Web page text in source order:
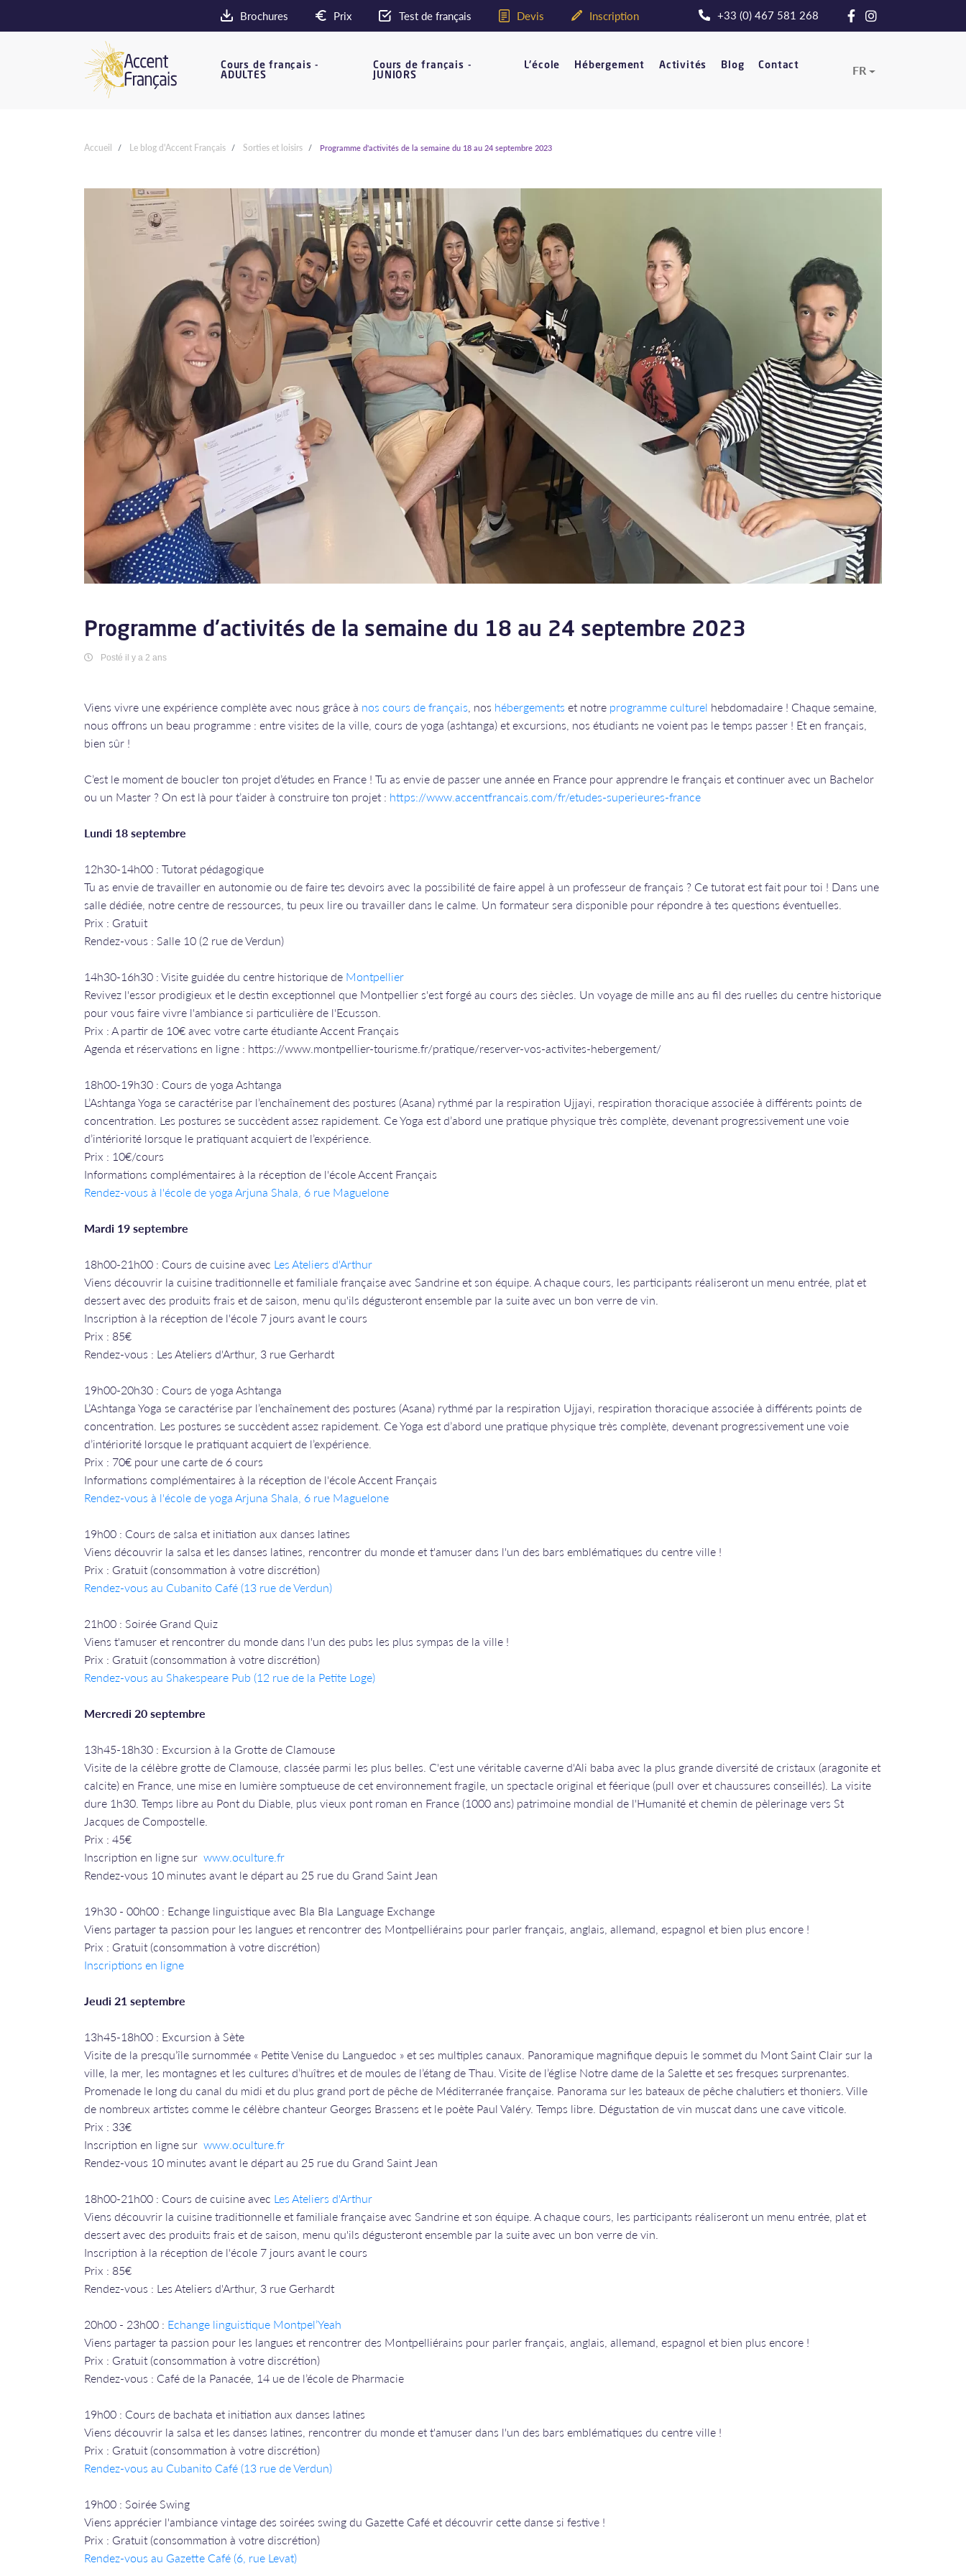
Brochures Prix Test de français Devis Inscription +33 (0) 467 581 268
Cours de français -
ADULTES
Cours de français -
JUNIORS
L'école Hébergement Activités Blog Contact FR
Accueil Le blog d'Accent Français Sorties et loisirs Programme d'activités de la semaine du 18 au 24 septembre 2023
Programme d'activités de la semaine du 18 au 24 septembre 2023
Posté il y a 2 ans
Viens vivre une expérience complète avec nous grâce à nos cours de français, nos hébergements et notre programme culturel hebdomadaire ! Chaque semaine,
nous offrons un beau programme : entre visites de la ville, cours de yoga (ashtanga) et excursions, nos étudiants ne voient pas le temps passer ! Et en français,
bien sûr !
C’est le moment de boucler ton projet d’études en France ! Tu as envie de passer une année en France pour apprendre le français et continuer avec un Bachelor
ou un Master ? On est là pour t’aider à construire ton projet : https://www.accentfrancais.com/fr/etudes-superieures-france
Lundi 18 septembre
12h30-14h00 : Tutorat pédagogique
Tu as envie de travailler en autonomie ou de faire tes devoirs avec la possibilité de faire appel à un professeur de français ? Ce tutorat est fait pour toi ! Dans une
salle dédiée, notre centre de ressources, tu peux lire ou travailler dans le calme. Un formateur sera disponible pour répondre à tes questions éventuelles.
Prix : Gratuit
Rendez-vous : Salle 10 (2 rue de Verdun)
14h30-16h30 : Visite guidée du centre historique de Montpellier
Revivez l'essor prodigieux et le destin exceptionnel que Montpellier s'est forgé au cours des siècles. Un voyage de mille ans au fil des ruelles du centre historique
pour vous faire vivre l'ambiance si particulière de l'Ecusson.
Prix : A partir de 10€ avec votre carte étudiante Accent Français
Agenda et réservations en ligne : https://www.montpellier-tourisme.fr/pratique/reserver-vos-activites-hebergement/
18h00-19h30 : Cours de yoga Ashtanga
L’Ashtanga Yoga se caractérise par l’enchaînement des postures (Asana) rythmé par la respiration Ujjayi, respiration thoracique associée à différents points de
concentration. Les postures se succèdent assez rapidement. Ce Yoga est d’abord une pratique physique très complète, devenant progressivement une voie
d’intériorité lorsque le pratiquant acquiert de l’expérience.
Prix : 10€/cours
Informations complémentaires à la réception de l'école Accent Français
Rendez-vous à l'école de yoga Arjuna Shala, 6 rue Maguelone
Mardi 19 septembre
18h00-21h00 : Cours de cuisine avec Les Ateliers d'Arthur
Viens découvrir la cuisine traditionnelle et familiale française avec Sandrine et son équipe. A chaque cours, les participants réaliseront un menu entrée, plat et
dessert avec des produits frais et de saison, menu qu'ils dégusteront ensemble par la suite avec un bon verre de vin.
Inscription à la réception de l'école 7 jours avant le cours
Prix : 85€
Rendez-vous : Les Ateliers d'Arthur, 3 rue Gerhardt
19h00-20h30 : Cours de yoga Ashtanga
L’Ashtanga Yoga se caractérise par l’enchaînement des postures (Asana) rythmé par la respiration Ujjayi, respiration thoracique associée à différents points de
concentration. Les postures se succèdent assez rapidement. Ce Yoga est d’abord une pratique physique très complète, devenant progressivement une voie
d’intériorité lorsque le pratiquant acquiert de l’expérience.
Prix : 70€ pour une carte de 6 cours
Informations complémentaires à la réception de l'école Accent Français
Rendez-vous à l'école de yoga Arjuna Shala, 6 rue Maguelone
19h00 : Cours de salsa et initiation aux danses latines
Viens découvrir la salsa et les danses latines, rencontrer du monde et t'amuser dans l'un des bars emblématiques du centre ville !
Prix : Gratuit (consommation à votre discrétion)
Rendez-vous au Cubanito Café (13 rue de Verdun)
21h00 : Soirée Grand Quiz
Viens t'amuser et rencontrer du monde dans l'un des pubs les plus sympas de la ville !
Prix : Gratuit (consommation à votre discrétion)
Rendez-vous au Shakespeare Pub (12 rue de la Petite Loge)
Mercredi 20 septembre
13h45-18h30 : Excursion à la Grotte de Clamouse
Visite de la célèbre grotte de Clamouse, classée parmi les plus belles. C'est une véritable caverne d'Ali baba avec la plus grande diversité de cristaux (aragonite et
calcite) en France, une mise en lumière somptueuse de cet environnement fragile, un spectacle original et féerique (pull over et chaussures conseillés). La visite
dure 1h30. Temps libre au Pont du Diable, plus vieux pont roman en France (1000 ans) patrimoine mondial de l'Humanité et chemin de pèlerinage vers St
Jacques de Compostelle.
Prix : 45€
Inscription en ligne sur www.oculture.fr
Rendez-vous 10 minutes avant le départ au 25 rue du Grand Saint Jean
19h30 - 00h00 : Echange linguistique avec Bla Bla Language Exchange
Viens partager ta passion pour les langues et rencontrer des Montpelliérains pour parler français, anglais, allemand, espagnol et bien plus encore !
Prix : Gratuit (consommation à votre discrétion)
Inscriptions en ligne
Jeudi 21 septembre
13h45-18h00 : Excursion à Sète
Visite de la presqu’île surnommée « Petite Venise du Languedoc » et ses multiples canaux. Panoramique magnifique depuis le sommet du Mont Saint Clair sur la
ville, la mer, les montagnes et les cultures d’huîtres et de moules de l’étang de Thau. Visite de l’église Notre dame de la Salette et ses fresques surprenantes.
Promenade le long du canal du midi et du plus grand port de pêche de Méditerranée française. Panorama sur les bateaux de pêche chalutiers et thoniers. Ville
de nombreux artistes comme le célèbre chanteur Georges Brassens et le poète Paul Valéry. Temps libre. Dégustation de vin muscat dans une cave viticole.
Prix : 33€
Inscription en ligne sur www.oculture.fr
Rendez-vous 10 minutes avant le départ au 25 rue du Grand Saint Jean
18h00-21h00 : Cours de cuisine avec Les Ateliers d'Arthur
Viens découvrir la cuisine traditionnelle et familiale française avec Sandrine et son équipe. A chaque cours, les participants réaliseront un menu entrée, plat et
dessert avec des produits frais et de saison, menu qu'ils dégusteront ensemble par la suite avec un bon verre de vin.
Inscription à la réception de l'école 7 jours avant le cours
Prix : 85€
Rendez-vous : Les Ateliers d'Arthur, 3 rue Gerhardt
20h00 - 23h00 : Echange linguistique Montpel’Yeah
Viens partager ta passion pour les langues et rencontrer des Montpelliérains pour parler français, anglais, allemand, espagnol et bien plus encore !
Prix : Gratuit (consommation à votre discrétion)
Rendez-vous : Café de la Panacée, 14 ue de l’école de Pharmacie
19h00 : Cours de bachata et initiation aux danses latines
Viens découvrir la salsa et les danses latines, rencontrer du monde et t'amuser dans l'un des bars emblématiques du centre ville !
Prix : Gratuit (consommation à votre discrétion)
Rendez-vous au Cubanito Café (13 rue de Verdun)
19h00 : Soirée Swing
Viens apprécier l'ambiance vintage des soirées swing du Gazette Café et découvrir cette danse si festive !
Prix : Gratuit (consommation à votre discrétion)
Rendez-vous au Gazette Café (6, rue Levat)